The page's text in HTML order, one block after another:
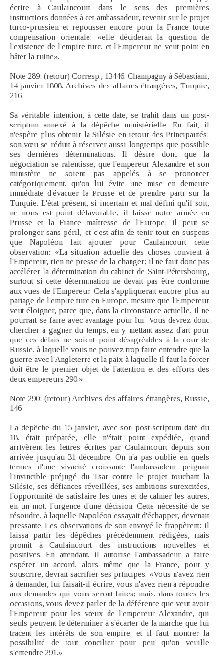
écrire à Caulaincourt dans le sens des premières
instructions données à cet ambassadeur, revenir sur le projet
turco-prussien et repousser encore pour la France toute
compensation orientale: «elle déciderait la question de
l'existence de l'empire turc, et l'Empereur ne veut point en
hâter la ruine».
Note 289: (retour) Corresp., 13446. Champagny à Sébastiani,
14 janvier 1808. Archives des affaires étrangères, Turquie,
216.
Sa véritable intention, à cette date, se trahit dans un post-
scriptum annexé à la dépêche ministérielle. En fait, il
n'espère plus obtenir la Silésie en retour des Principautés;
son vœu se réduit à réserver aussi longtemps que possible
ses dernières déterminations. Il désire donc que la
négociation se ralentisse, que l'empereur Alexandre et son
ministère ne soient pas appelés à se prononcer
catégoriquement, qu'on lui évite une mise en demeure
immédiate d'évacuer la Prusse et de prendre parti sur la
Turquie. L'état présent, si incertain et mal défini qu'il soit,
ne nous est point défavorable; il laisse notre armée en
Prusse et la France maîtresse de l'Europe; il peut se
prolonger sans péril, et c'est afin de tenir tout en suspens
que Napoléon fait ajouter pour Caulaincourt cette
observation: «La situation actuelle des choses convient à
l'Empereur, rien ne presse de la changer; il ne faut donc pas
accélérer la détermination du cabinet de Saint-Pétersbourg,
surtout si cette détermination ne devait pas être conforme
aux vues de l'Empereur. Cela s'appliquerait encore plus au
partage de l'empire turc en Europe, mesure que l'Empereur
veut éloigner, parce que, dans la circonstance actuelle, il ne
pourrait se faire avec avantage pour lui. Vous devrez donc
chercher à gagner du temps, en y mettant assez d'art pour
que ces délais ne soient point désagréables à la cour de
Russie, à laquelle vous ne pouvez trop faire entendre que la
guerre avec l'Angleterre et la paix à laquelle il faut la forcer
doit être le premier objet de l'attention et des efforts des
deux empereurs 290.»
Note 290: (retour) Archives des affaires étrangères, Russie,
146.
La dépêche du 15 janvier, avec son post-scriptum daté du
18, était préparée, elle n'était point expédiée, quand
arrivèrent les lettres écrites par Caulaincourt depuis son
arrivée jusqu'au 31 décembre. On n'a pas oublié en quels
termes d'une vivacité croissante l'ambassadeur peignait
l'invincible préjugé du Tsar contre le projet touchant la
Silésie, ses défiances réveillées, ses ambitions surexcitées,
l'opportunité de satisfaire les unes et de calmer les autres,
en un mot, l'urgence d'une décision. Cette nécessité de se
résoudre, à laquelle Napoléon essayait d'échapper, devenait
pressante. Les observations de son envoyé le frappèrent: il
laissa partir les dépêches précédemment rédigées, mais
promit à Caulaincourt des instructions nouvelles et
positives. En attendant, il autorise l'ambassadeur à faire
espérer un accord, alors même que la France, pour y
souscrire, devrait sacrifier ses principes. «Vous n'avez rien
à demander, lui faisait-il écrire, vous n'avez rien à répondre
aux demandes qui vous seront faites; mais, dans toutes les
occasions, vous devez parler de la déférence que veut avoir
l'Empereur pour les vœux de l'empereur Alexandre, qui
seuls peuvent le déterminer à s'écarter de la marche que lui
tracent les intérêts de son empire, et il faut montrer la
possibilité de tout concilier pour peu qu'on veuille
s'entendre 291.»